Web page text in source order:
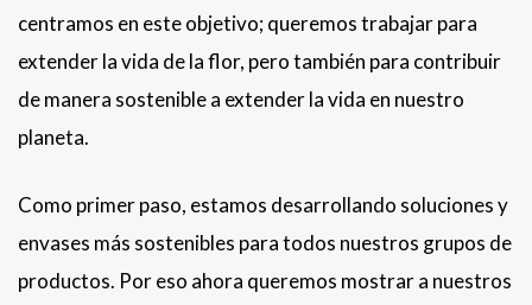
centramos en este objetivo; queremos trabajar para
extender la vida de la flor, pero también para contribuir
de manera sostenible a extender la vida en nuestro
planeta.
Como primer paso, estamos desarrollando soluciones y
envases más sostenibles para todos nuestros grupos de
productos. Por eso ahora queremos mostrar a nuestros